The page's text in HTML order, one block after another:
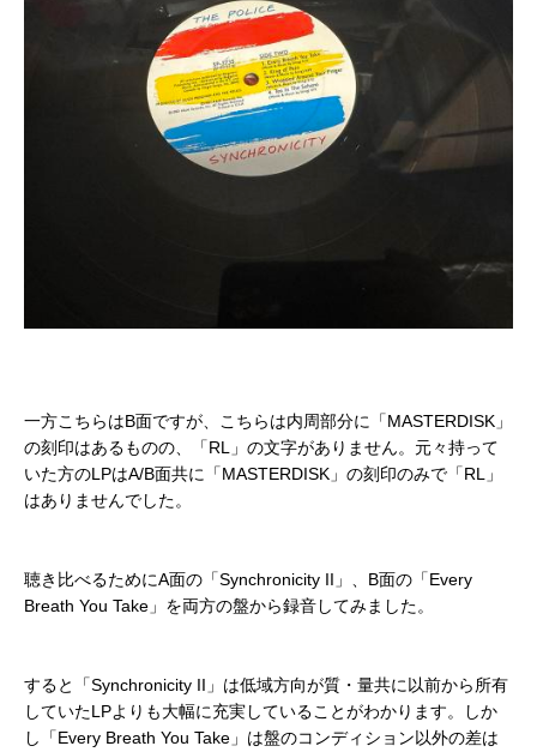
一方こちらはB面ですが、こちらは内周部分に「MASTERDISK」
の刻印はあるものの、「RL」の文字がありません。元々持って
いた方のLPはA/B面共に「MASTERDISK」の刻印のみで「RL」
はありませんでした。
聴き比べるためにA面の「Synchronicity II」、B面の「Every
Breath You Take」を両方の盤から録音してみました。
すると「Synchronicity II」は低域方向が質・量共に以前から所有
していたLPよりも大幅に充実していることがわかります。しか
し「Every Breath You Take」は盤のコンディション以外の差は